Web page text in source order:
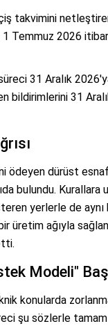
takvimini
Temmuz 2026
31 Aralık
31
dürüst
bulundu. Kurallara
yerlerle de aynı
üretim ağıyla
Modeli"
konularda
şu sözlerle